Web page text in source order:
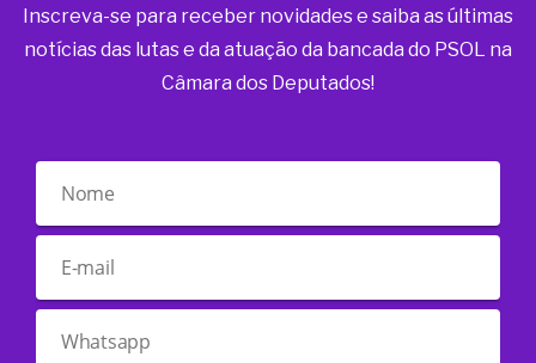
Inscreva-se para receber novidades e saiba as últimas
notícias das lutas e da atuação da bancada do PSOL na
Câmara dos Deputados!